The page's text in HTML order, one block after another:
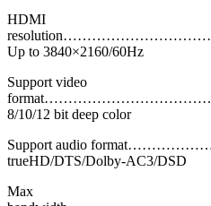
HDMI
Up to 3840×2160/60Hz
Support video
8/10/12 bit deep color
Support audio
trueHD/DTS/Dolby-AC3/DSD
Max